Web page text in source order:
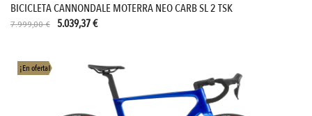
BICICLETA CANNONDALE MOTERRA NEO CARB SL 2 TSK
7.999,00 € 5.039,37 €
¡En oferta!